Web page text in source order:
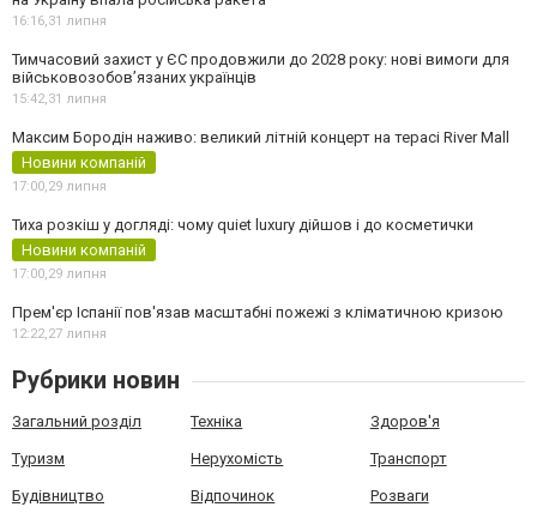
16:16, 31 липня
Тимчасовий захист у ЄС продовжили до 2028 року: нові вимоги для
військовозобов’язаних українців
15:42, 31 липня
Максим Бородін наживо: великий літній концерт на терасі River Mall
Новини компаній
17:00, 29 липня
Тиха розкіш у догляді: чому quiet luxury дійшов і до косметички
Новини компаній
17:00, 29 липня
Прем'єр Іспанії пов'язав масштабні пожежі з кліматичною кризою
12:22, 27 липня
Рубрики новин
Загальний розділ Техніка Здоров'я
Туризм Нерухомість Транспорт
Будівництво Відпочинок Розваги